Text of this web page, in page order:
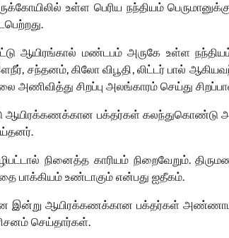
உள்ள பெரிய நந்தியம்
ஆயிரங்கால் மண்டபம் அருகே உள்ள
, சந்தனம், கிலோ விபூதி, லிட்டர் பால்
அணிவித்து சிறப்பு அலங்காரம் செய்து
ஆயிரக்கணக்கான பக்தர்கள் கலந்துகொண்டு
நினைத்த காரியம் நிறைவேறும்.
பாக்கியம் உண்டாகும் என்பது ஐதீகம்.
இன்று ஆயிரக்கணக்கான பக்தர்கள்
செய்தார்கள்.